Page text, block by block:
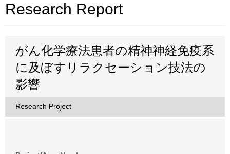
Research Report
がん化学療法患者の精神神経免疫系
に及ぼすリラクセーション技法の
影響
Research Project